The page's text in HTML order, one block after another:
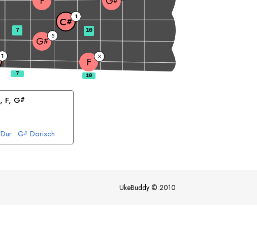
1 F 3
G# 5
C# 1
7 10
, F, G#
Dur G# Dorisch
UkeBuddy © 2010